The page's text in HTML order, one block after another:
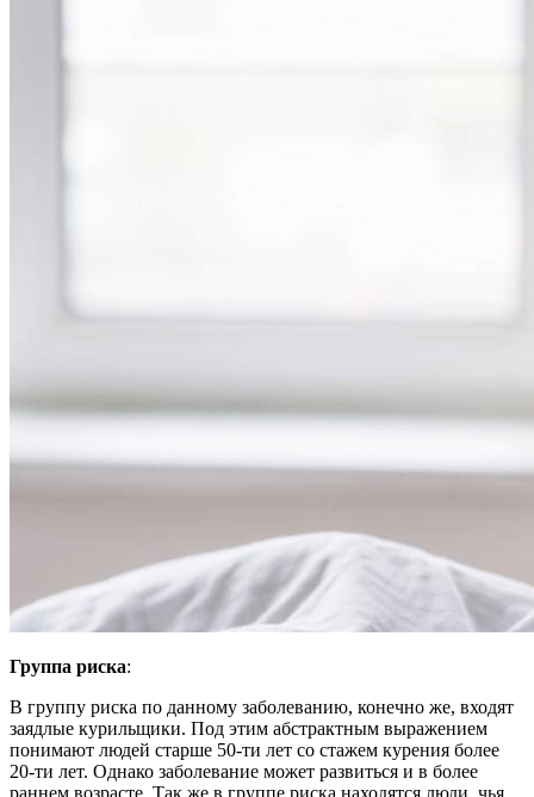
Группа риска:
В группу риска по данному заболеванию, конечно же, входят
заядлые курильщики. Под этим абстрактным выражением
понимают людей старше 50-ти лет со стажем курения более
20-ти лет. Однако заболевание может развиться и в более